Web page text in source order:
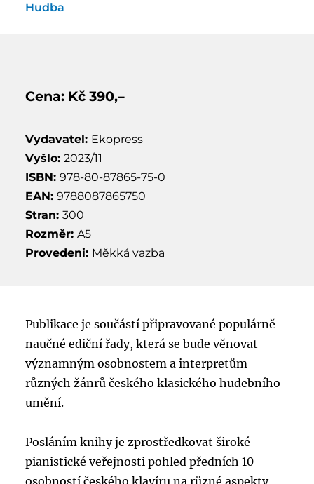
Hudba
Cena: Kč 390,–
Vydavatel: Ekopress
Vyšlo: 2023/11
ISBN: 978-80-87865-75-0
EAN: 9788087865750
Stran: 300
Rozměr: A5
Provedeni: Měkká vazba
Publikace je součástí připravované populárně
naučné ediční řady, která se bude věnovat
významným osobnostem a interpretům
různých žánrů českého klasického hudebního
umění.
Posláním knihy je zprostředkovat široké
pianistické veřejnosti pohled předních 10